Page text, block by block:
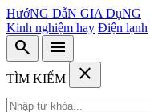
HướNG DẫN GIA DụNG
Kinh nghiệm hay Điện lạnh
search menu
TÌM KIẾM
close